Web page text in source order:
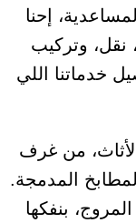
إحنا
نقل، وتركيب
تفاصيل خدماتنا اللي
من غرف
المدمجة.
بنفكها